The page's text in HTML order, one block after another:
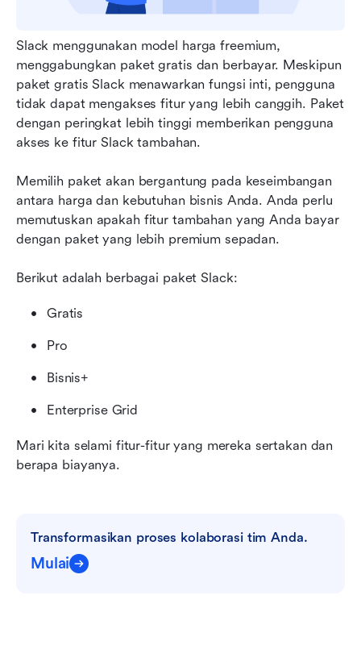
Slack menggunakan model harga freemium,
menggabungkan paket gratis dan berbayar. Meskipun
paket gratis Slack menawarkan fungsi inti, pengguna
tidak dapat mengakses fitur yang lebih canggih. Paket
dengan peringkat lebih tinggi memberikan pengguna
akses ke fitur Slack tambahan.
Memilih paket akan bergantung pada keseimbangan
antara harga dan kebutuhan bisnis Anda. Anda perlu
memutuskan apakah fitur tambahan yang Anda bayar
dengan paket yang lebih premium sepadan.
Berikut adalah berbagai paket Slack:
Gratis
Pro
Bisnis+
Enterprise Grid
Mari kita selami fitur-fitur yang mereka sertakan dan
berapa biayanya.
Transformasikan proses kolaborasi tim Anda.
Mulai